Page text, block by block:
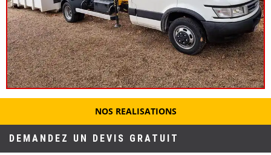
NOS REALISATIONS
DEMANDEZ UN DEVIS GRATUIT